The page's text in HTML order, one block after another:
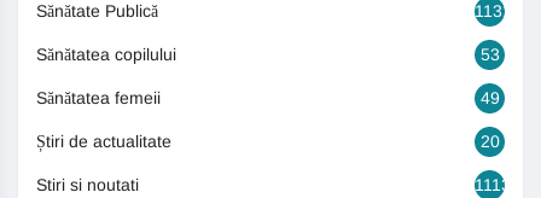
Sănătate Publică 1131
Sănătatea copilului 53
Sănătatea femeii 49
Știri de actualitate 20
Stiri si noutati 1113